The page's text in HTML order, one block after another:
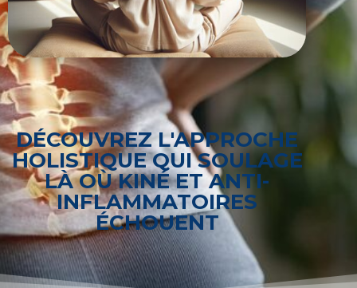
DÉCOUVREZ L'APPROCHE
HOLISTIQUE QUI SOULAGE
LÀ OÙ KINÉ ET ANTI-
INFLAMMATOIRES
ÉCHOUENT